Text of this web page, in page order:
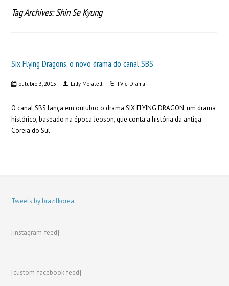
Tag Archives: Shin Se Kyung
Six Flying Dragons, o novo drama do canal SBS
outubro 3, 2015 Lilly Moratelli TV e Drama
O canal SBS lança em outubro o drama SIX FLYING DRAGON, um drama
histórico, baseado na época Jeoson, que conta a história da antiga
Coreia do Sul.
Tweets by brazilkorea
[instagram-feed]
[custom-facebook-feed]